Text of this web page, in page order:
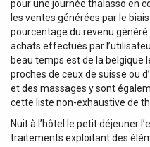
pour une journée thalasso en
les ventes générées par le
pourcentage du revenu
achats effectués par
beau temps est de la belgique
proches de ceux de suisse ou
et des massages y sont
cette liste non-exhaustive de
Nuit à l’hôtel le petit déjeuner
traitements exploitant des